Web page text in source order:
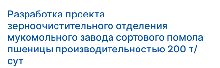
Разработка проекта
зерноочистительного отделения
мукомольного завода сортового помола
пшеницы производительностью 200 т/
сут